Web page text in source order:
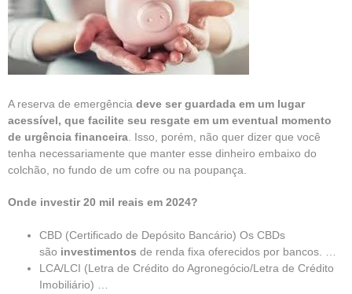
A reserva de emergência deve ser guardada em um lugar
acessível, que facilite seu resgate em um eventual momento
de urgência financeira . Isso, porém, não quer dizer que você
tenha necessariamente que manter esse dinheiro embaixo do
colchão, no fundo de um cofre ou na poupança.
Onde investir 20 mil reais em 2024?
CBD (Certificado de Depósito Bancário) Os CBDs
são investimentos de renda fixa oferecidos por bancos. …
LCA/LCI (Letra de Crédito do Agronegócio/Letra de Crédito
Imobiliário) …